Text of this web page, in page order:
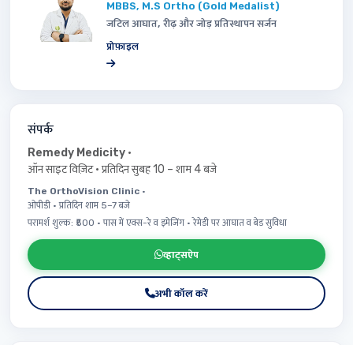
MBBS, M.S Ortho (Gold Medalist)
जटिल आघात, रीढ़ और जोड़ प्रतिस्थापन सर्जन
प्रोफ़ाइल
संपर्क
Remedy Medicity ·
ऑन साइट विज़िट · प्रतिदिन सुबह 10 – शाम 4 बजे
The OrthoVision Clinic ·
ओपीडी · प्रतिदिन शाम 5–7 बजे
परामर्श शुल्क: ₹500 · पास में एक्स-रे व इमेजिंग · रेमेडी पर आघात व बेड सुविधा
व्हाट्सऐप
अभी कॉल करें